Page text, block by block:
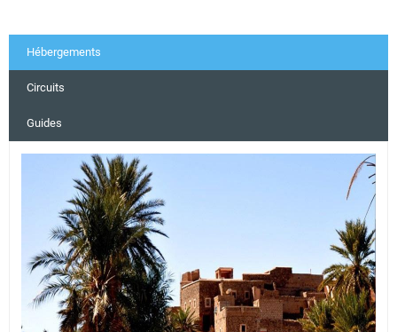
Hébergements
Circuits
Guides